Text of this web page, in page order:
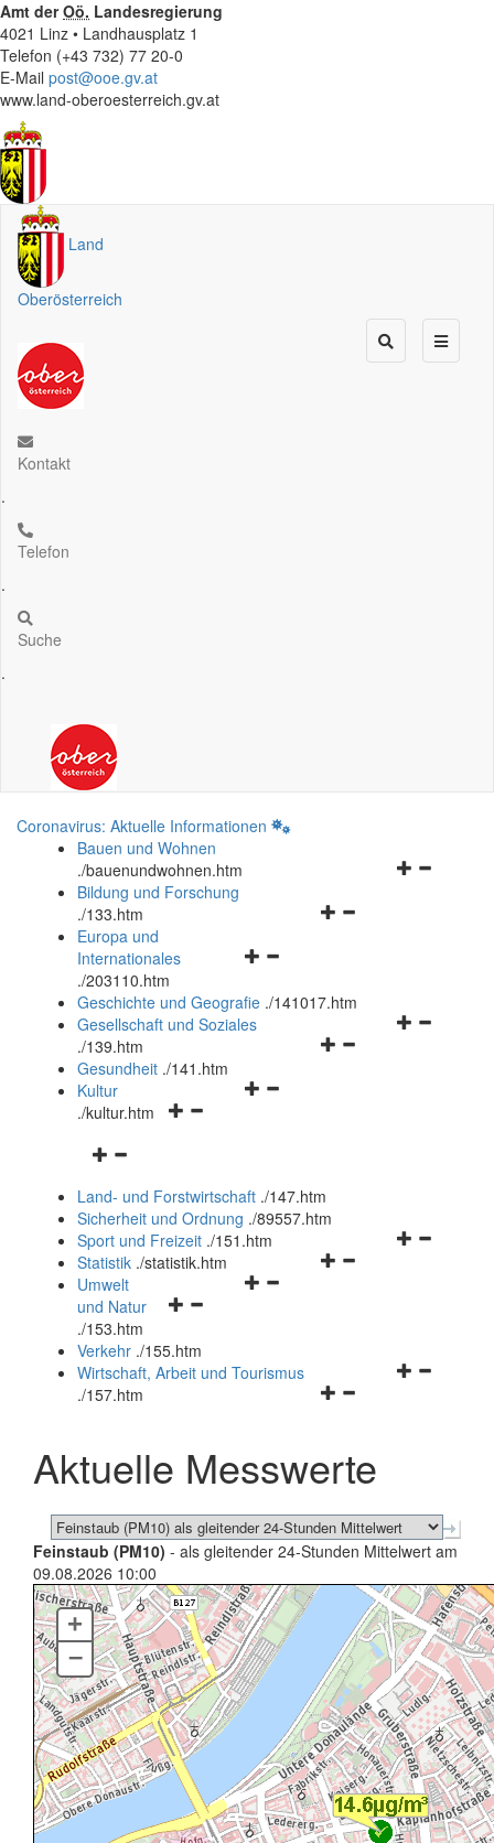
Amt derOö. Landesregierung
4021 Linz • Landhausplatz 1
Telefon (+43 732) 77 20-0
E-Mail post@ooe.gv.at
www.land-oberoesterreich.gv.at
Land
Oberösterreich
Kontakt
.
Telefon
.
Suche
.
Coronavirus: Aktuelle Informationen
Bauen und Wohnen
./bauenundwohnen.htm
Navigationsmenü
Bildung und Forschung
./133.htm
Navigationsmenü
und
schließen
Europa und
Internationales
./203110.htm
Geschichte und Geografie ./141017.htm
Navigationsmenü
Gesellschaft und Soziales
./139.htm
Navigationsmenü
Gesundheit ./141.htm
Navigationsmenü
Kultur
./kultur.htm
Navigationsmenü
und
schließen
Land- und Forstwirtschaft ./147.htm
Sicherheit und Ordnung ./89557.htm
Navigationsmenü
Sport und Freizeit ./151.htm
Navigationsmenü
Statistik ./statistik.htm
Navigationsmenü
und
schließen
Umwelt
und Natur
./153.htm
Verkehr ./155.htm
Navigationsmenü
schließen
Wirtschaft, Arbeit und Tourismus
./157.htm
Aktuelle Messwerte
Feinstaub (PM10) - als gleitender 24-Stunden Mittelwert am
09.08.2026 10:00
+
–